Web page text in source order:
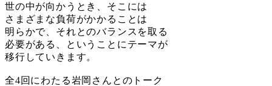
世の中が向かうとき、そこには
さまざまな負荷がかかることは
明らかで、それとのバランスを取る
必要がある、ということにテーマが
移行していきます。
全4回にわたる岩岡さんとのトーク